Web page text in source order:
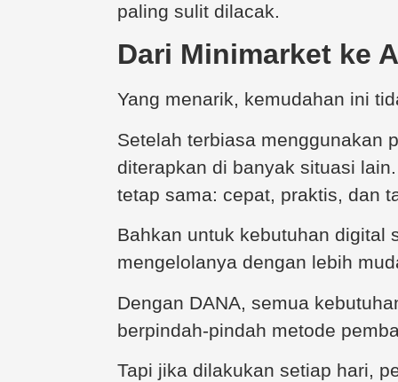
paling sulit dilacak.
Dari Minimarket ke
Yang menarik, kemudahan ini
Setelah terbiasa menggunakan
diterapkan di banyak situasi
tetap sama: cepat, praktis, dan
Bahkan untuk kebutuhan digital
mengelolanya dengan lebih
Dengan DANA, semua
berpindah-pindah metode
Tapi jika dilakukan setiap hari,